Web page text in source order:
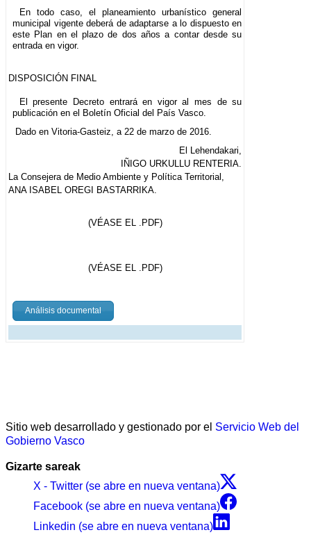
En todo caso, el planeamiento urbanístico general
municipal vigente deberá de adaptarse a lo dispuesto en
este Plan en el plazo de dos años a contar desde su
entrada en vigor.
DISPOSICIÓN FINAL
El presente Decreto entrará en vigor al mes de su
publicación en el Boletín Oficial del País Vasco.
Dado en Vitoria-Gasteiz, a 22 de marzo de 2016.
El Lehendakari,
IÑIGO URKULLU RENTERIA.
La Consejera de Medio Ambiente y Política Territorial,
ANA ISABEL OREGI BASTARRIKA.
(VÉASE EL .PDF)
(VÉASE EL .PDF)
Análisis documental
Sitio web desarrollado y gestionado por el Servicio Web del
Gobierno Vasco
Gizarte sareak
X - Twitter (se abre en nueva ventana)
Facebook (se abre en nueva ventana)
Linkedin (se abre en nueva ventana)